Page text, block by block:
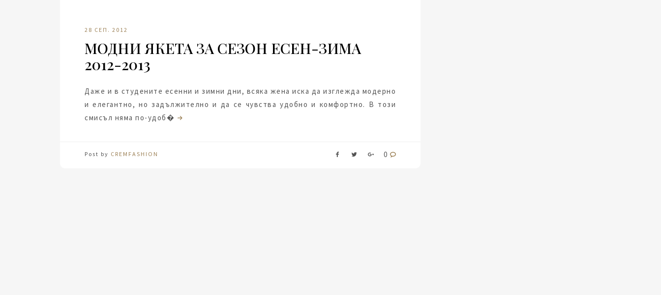
28 СЕП. 2012
МОДНИ ЯКЕТА ЗА СЕЗОН ЕСЕН-ЗИМА
2012-2013
Даже и в студените есенни и зимни дни, всяка жена иска да изглежда модерно
и елегантно, но задължително и да се чувства удобно и комфортно. В този
смисъл няма по-удоб�
Post by CREMFASHION 0